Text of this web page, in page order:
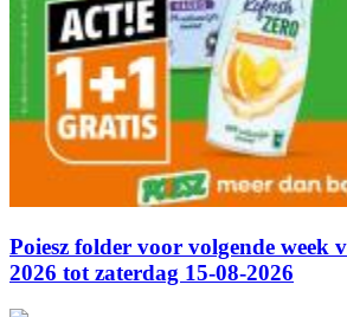
Poiesz folder voor volgende week
2026 tot zaterdag 15-08-2026